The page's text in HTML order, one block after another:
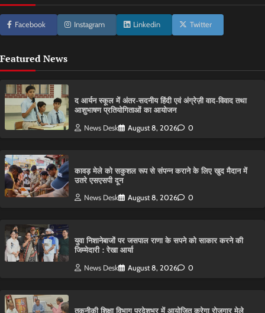
Facebook Instagram Linkedin Twitter
Featured News
द आर्यन स्कूल में अंतर-सदनीय हिंदी एवं अंग्रेज़ी वाद-विवाद तथा
आशुभाषण प्रतियोगिताओं का आयोजन
News Desk August 8, 2026 0
कावड़ मेले को सकुशल रूप से संपन्न कराने के लिए खुद मैदान में
उतरे एसएसपी दून
News Desk August 8, 2026 0
युवा निशानेबाजों पर जसपाल राणा के सपने को साकार करने की
जिम्मेदारी : रेखा आर्या
News Desk August 8, 2026 0